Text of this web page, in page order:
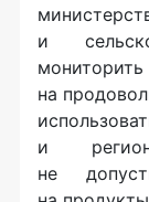
и
на
и
не